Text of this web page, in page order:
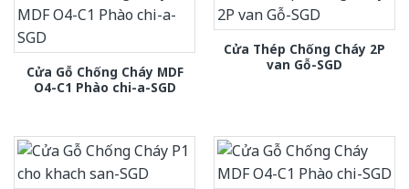
Cửa Gỗ Chống Cháy MDF
O4-C1 Phào chi-a-SGD
Cửa Thép Chống Cháy 2P
van Gỗ-SGD